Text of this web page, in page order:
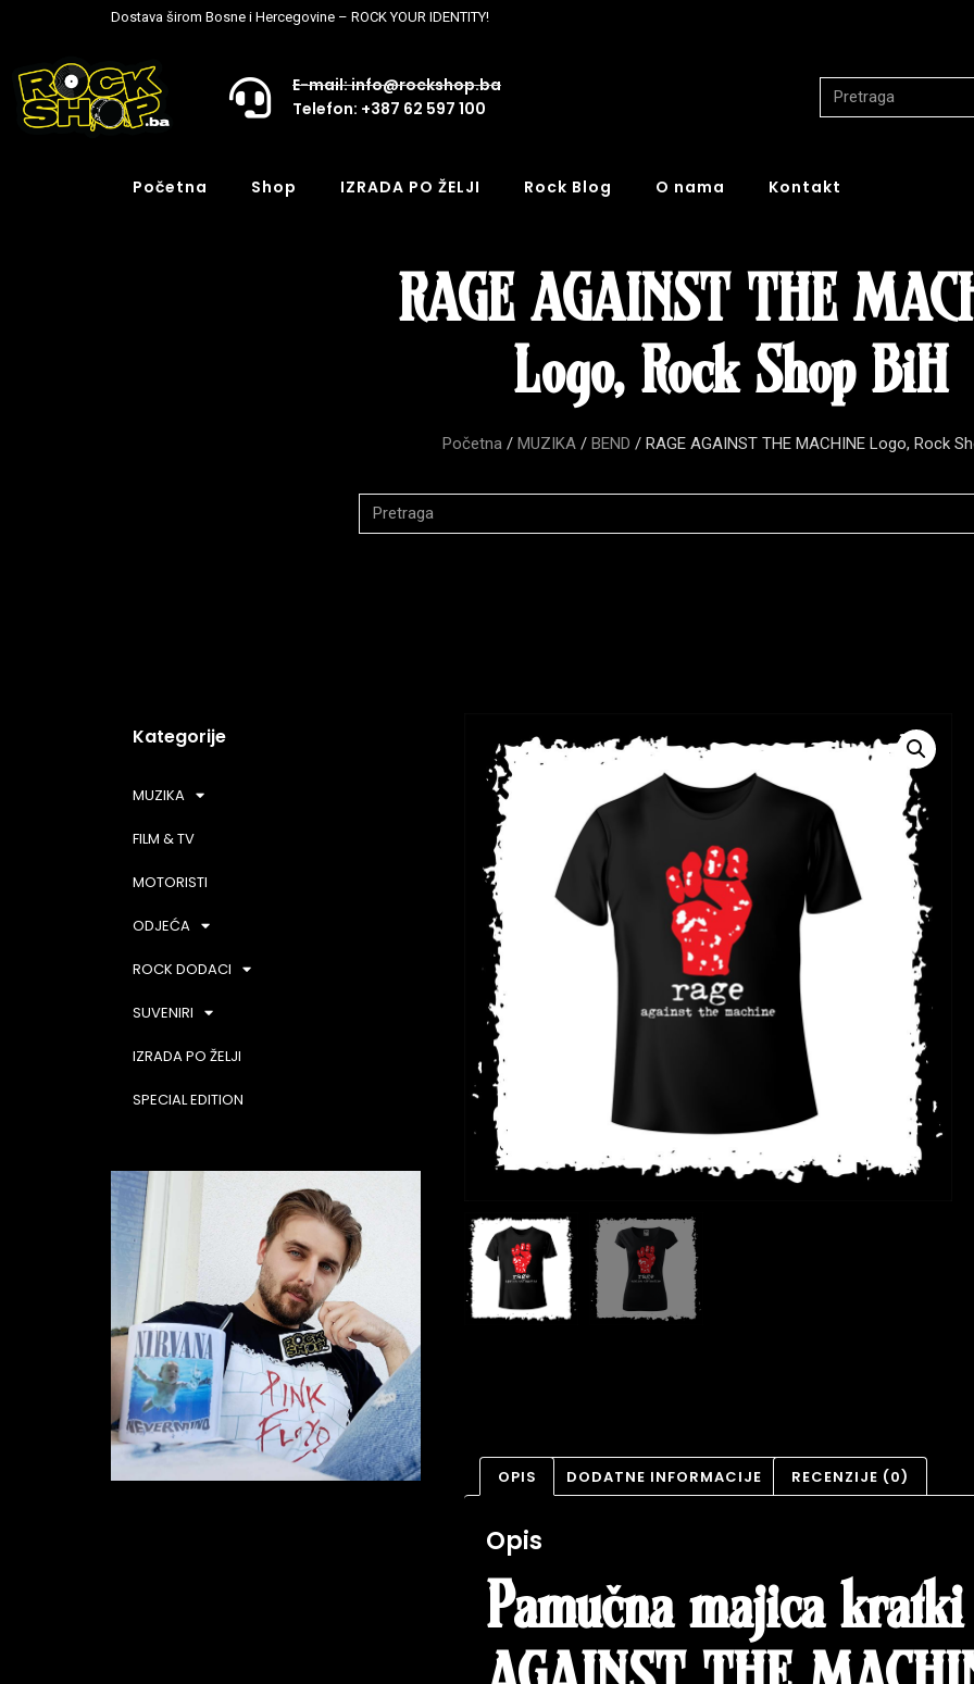
Dostava širom Bosne i Hercegovine – ROCK YOUR IDENTITY!
E-mail: info@rockshop.ba
Telefon: +387 62 597 100
Početna Shop IZRADA PO ŽELJI Rock Blog O nama Kontakt
RAGE AGAINST THE
Logo, Rock Shop BiH
Početna / MUZIKA/ BEND / RAGE AGAINST THE MACHINE Logo, Rock
Kategorije
MUZIKA
FILM & TV
MOTORISTI
ODJEĆA
ROCK DODACI
SUVENIRI
IZRADA PO ŽELJI
SPECIAL EDITION
OPIS DODATNE INFORMACIJE RECENZIJE (0)
Opis
Pamučna majica